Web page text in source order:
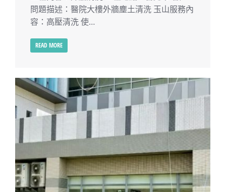
問題描述：醫院大樓外牆塵土清洗 玉山服務內
容：高壓清洗 使…
READ MORE